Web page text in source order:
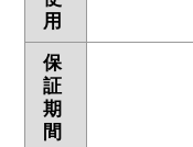
用
保
証
期
間